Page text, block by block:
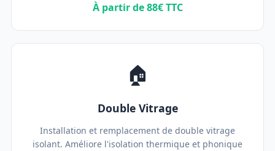
À partir de 88€ TTC
🏠
Double Vitrage
Installation et remplacement de double vitrage
isolant. Améliore l'isolation thermique et phonique